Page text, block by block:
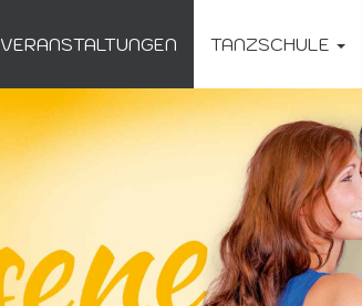
VERANSTALTUNGEN TANZSCHULE